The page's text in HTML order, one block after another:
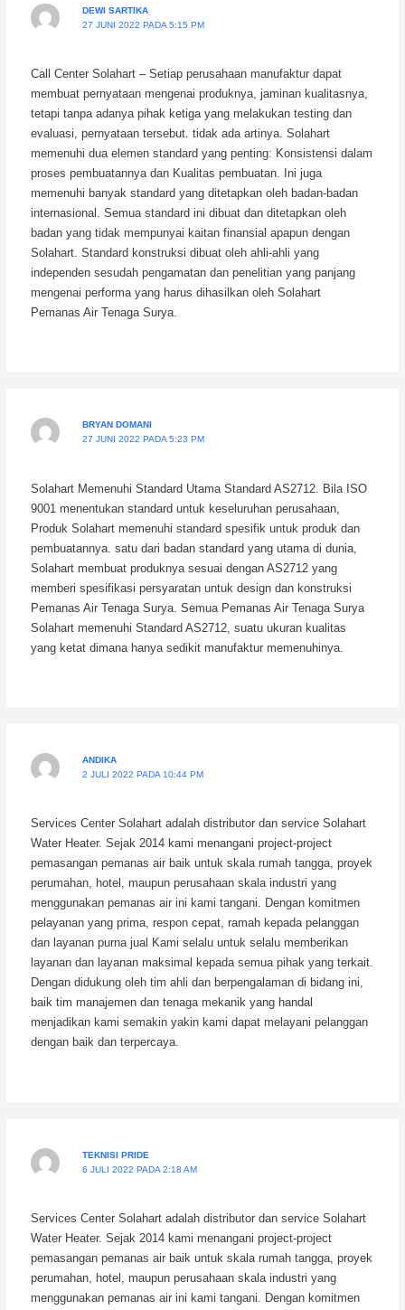
DEWI SARTIKA
27 JUNI 2022 PADA 5:15 PM
Call Center Solahart – Setiap perusahaan manufaktur dapat
membuat pernyataan mengenai produknya, jaminan kualitasnya,
tetapi tanpa adanya pihak ketiga yang melakukan testing dan
evaluasi, pernyataan tersebut. tidak ada artinya. Solahart
memenuhi dua elemen standard yang penting: Konsistensi dalam
proses pembuatannya dan Kualitas pembuatan. Ini juga
memenuhi banyak standard yang ditetapkan oleh badan-badan
internasional. Semua standard ini dibuat dan ditetapkan oleh
badan yang tidak mempunyai kaitan finansial apapun dengan
Solahart. Standard konstruksi dibuat oleh ahli-ahli yang
independen sesudah pengamatan dan penelitian yang panjang
mengenai performa yang harus dihasilkan oleh Solahart
Pemanas Air Tenaga Surya.
BRYAN DOMANI
27 JUNI 2022 PADA 5:23 PM
Solahart Memenuhi Standard Utama Standard AS2712. Bila ISO
9001 menentukan standard untuk keseluruhan perusahaan,
Produk Solahart memenuhi standard spesifik untuk produk dan
pembuatannya. satu dari badan standard yang utama di dunia,
Solahart membuat produknya sesuai dengan AS2712 yang
memberi spesifikasi persyaratan untuk design dan konstruksi
Pemanas Air Tenaga Surya. Semua Pemanas Air Tenaga Surya
Solahart memenuhi Standard AS2712, suatu ukuran kualitas
yang ketat dimana hanya sedikit manufaktur memenuhinya.
ANDIKA
2 JULI 2022 PADA 10:44 PM
Services Center Solahart adalah distributor dan service Solahart
Water Heater. Sejak 2014 kami menangani project-project
pemasangan pemanas air baik untuk skala rumah tangga, proyek
perumahan, hotel, maupun perusahaan skala industri yang
menggunakan pemanas air ini kami tangani. Dengan komitmen
pelayanan yang prima, respon cepat, ramah kepada pelanggan
dan layanan purna jual Kami selalu untuk selalu memberikan
layanan dan layanan maksimal kepada semua pihak yang terkait.
Dengan didukung oleh tim ahli dan berpengalaman di bidang ini,
baik tim manajemen dan tenaga mekanik yang handal
menjadikan kami semakin yakin kami dapat melayani pelanggan
dengan baik dan terpercaya.
TEKNISI PRIDE
6 JULI 2022 PADA 2:18 AM
Services Center Solahart adalah distributor dan service Solahart
Water Heater. Sejak 2014 kami menangani project-project
pemasangan pemanas air baik untuk skala rumah tangga, proyek
perumahan, hotel, maupun perusahaan skala industri yang
menggunakan pemanas air ini kami tangani. Dengan komitmen